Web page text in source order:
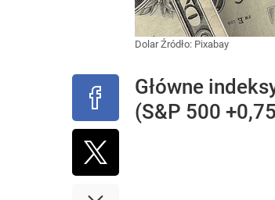
DolarŹródło: Pixabay
Główne
(S&P 500